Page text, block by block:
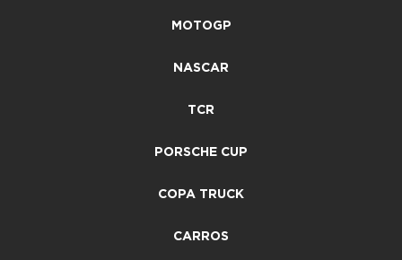
MOTOGP
NASCAR
TCR
PORSCHE CUP
COPA TRUCK
CARROS